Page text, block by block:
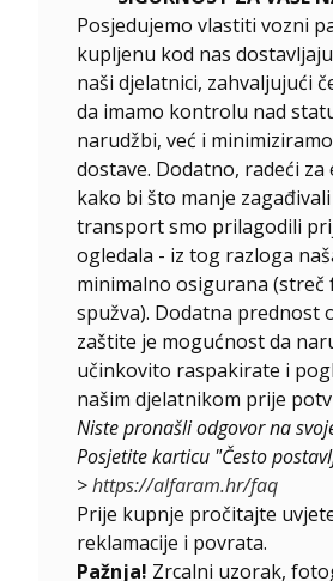
Posjedujemo vlastiti vozni
kupljenu kod nas
naši djelatnici, zahvaljujući
da imamo kontrolu nad
narudžbi, već i
dostave. Dodatno, radeći za
kako bi što manje
transport smo prilagodili
ogledala - iz tog razloga
minimalno osigurana (streč
spužva). Dodatna prednost
zaštite je mogućnost da
učinkovito raspakirate i
našim djelatnikom prije
Niste pronašli odgovor na
Posjetite karticu "Često
>https://alfaram.hr/faq
Prije kupnje pročitajte
reklamacije i povrata.
Pažnja! Zrcalni uzorak,